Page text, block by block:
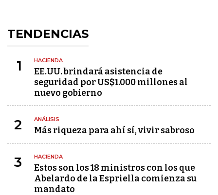
TENDENCIAS
1 HACIENDA
EE.UU. brindará asistencia de
seguridad por US$1.000 millones al
nuevo gobierno
2 ANÁLISIS
Más riqueza para ahí sí, vivir sabroso
3 HACIENDA
Estos son los 18 ministros con los que
Abelardo de la Espriella comienza su
mandato